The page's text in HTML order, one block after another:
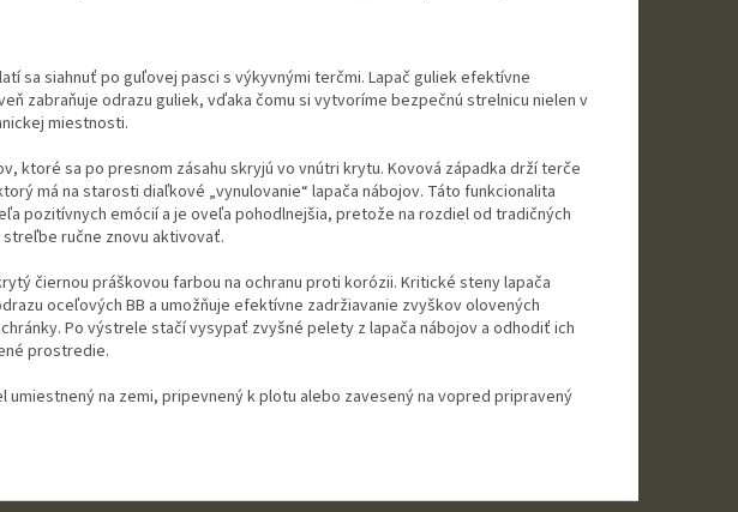
sa siahnuť po guľovej pasci s výkyvnými terčmi. Lapač guliek efektívne
zabraňuje odrazu guliek, vďaka čomu si vytvoríme bezpečnú strelnicu nielen v
miestnosti.
ktoré sa po presnom zásahu skryjú vo vnútri krytu. Kovová západka drží terče
má na starosti diaľkové „vynulovanie“ lapača nábojov. Táto funkcionalita
pozitívnych emócií a je oveľa pohodlnejšia, pretože na rozdiel od tradičných
ručne znovu aktivovať.
čiernou práškovou farbou na ochranu proti korózii. Kritické steny lapača
oceľových BB a umožňuje efektívne zadržiavanie zvyškov olovených
Po výstrele stačí vysypať zvyšné pelety z lapača nábojov a odhodiť ich
prostredie.
na zemi, pripevnený k plotu alebo zavesený na vopred pripravený